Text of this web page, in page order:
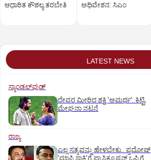
ಆಧಾರಿತ ಕೌಶಲ್ಯ ತರಬೇತಿ
ಅಧಿವೇಶನ: ಸಿಎಂ
LATEST NEWS
ಸ್ಯಾಂಡಲ್‌ವುಡ್‌
ದೇವರ ಮೀರಿದ ಶಕ್ತಿ ʼಅಮರ್ಥʼ: ಕಿಟ್ಟಿ,
ಮೇಘನಾ ನಟನೆ
ರಾಜ್ಯ
ಎಲ್ಲ ಸತ್ಯವನ್ನು ಹೇಳಬೇಕು.. ಪ್ರದೋಷ್‌
ʼಮಾಫಿ ಸಾಕ್ಷಿʼಗೆ ಪ್ರಾಸಿಕ್ಯೂಷನ್ ಒಪ್ಪಿಗೆ